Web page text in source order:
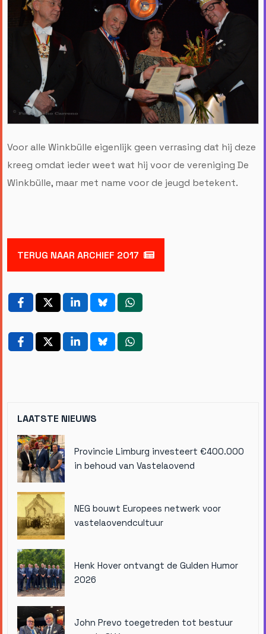
Voor alle Winkbülle eigenlijk geen verrasing dat hij deze
kreeg omdat ieder weet wat hij voor de vereniging De
Winkbülle, maar met name voor de jeugd betekent.
TERUG NAAR ARCHIEF 2017
LAATSTE NIEUWS
Provincie Limburg investeert €400.000
in behoud van Vastelaovend
NEG bouwt Europees netwerk voor
vastelaovendcultuur
Henk Hover ontvangt de Gulden Humor
2026
John Prevo toegetreden tot bestuur